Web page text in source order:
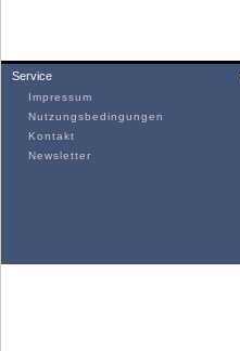
Service
Impressum
Nutzungsbedingungen
Kontakt
Newsletter